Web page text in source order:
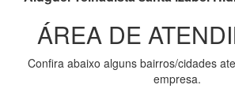
ÁREA DE
Confira abaixo alguns bairros/cidades
empresa.